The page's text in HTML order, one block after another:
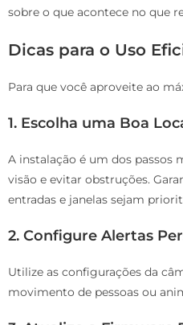
sobre o que acontece no que
Dicas para o Uso
Para que você aproveite ao
1. Escolha uma Boa
A instalação é um dos passos
visão e evitar obstruções.
entradas e janelas sejam
2. Configure Alertas
Utilize as configurações da
movimento de pessoas ou